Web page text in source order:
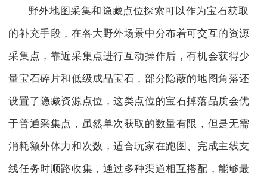
野外地图采集和隐藏点位探索可以作为宝石获取
的补充手段，在各大野外场景中分布着可交互的资源
采集点，靠近采集点进行互动操作后，有机会获得少
量宝石碎片和低级成品宝石，部分隐蔽的地图角落还
设置了隐藏资源点位，这类点位的宝石掉落品质会优
于普通采集点，虽然单次获取的数量有限，但是无需
消耗额外体力和次数，适合玩家在跑图、完成主线支
线任务时顺路收集，通过多种渠道相互搭配，能够最